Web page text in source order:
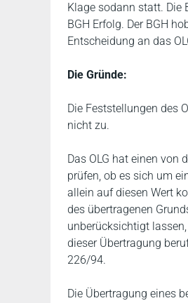
Klage sodann statt. Die
BGH Erfolg. Der BGH
Entscheidung an das
Die Gründe:
Die Feststellungen des
nicht zu.
Das OLG hat einen von
prüfen, ob es sich um
allein auf diesen Wert
des übertragenen
unberücksichtigt
dieser Übertragung
226/94.
Die Übertragung eines